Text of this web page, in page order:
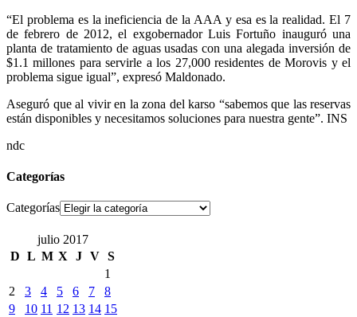
“El problema es la ineficiencia de la AAA y esa es la realidad. El 7
de febrero de 2012, el exgobernador Luis Fortuño inauguró una
planta de tratamiento de aguas usadas con una alegada inversión de
$1.1 millones para servirle a los 27,000 residentes de Morovis y el
problema sigue igual”, expresó Maldonado.
Aseguró que al vivir en la zona del karso “sabemos que las reservas
están disponibles y necesitamos soluciones para nuestra gente”. INS
ndc
Categorías
Categorías
julio 2017
D L M X J V S
1
2
3 4 5 6 7
8
9
10 11 12 13 14 15